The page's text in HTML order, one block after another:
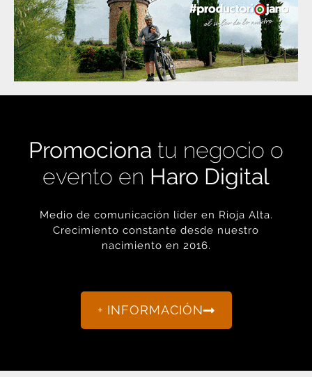
Promociona tu negocio o
evento en Haro Digital
Medio de comunicación líder en Rioja Alta.
Crecimiento constante desde nuestro
nacimiento en 2016.
+ INFORMACIÓN